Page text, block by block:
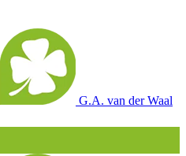
G.A. van der Waal